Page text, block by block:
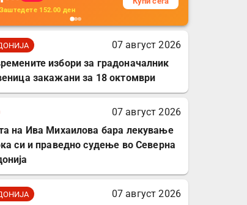
кабли, без батерија, за
мобилни телефони,
комплет за заштита на
152.00 ден
07 август 2026
избори за градоначалник
закажани за 18 октомври
07 август 2026
на Ива Михаилова бара лекување
си и праведно судење во Северна
07 август 2026